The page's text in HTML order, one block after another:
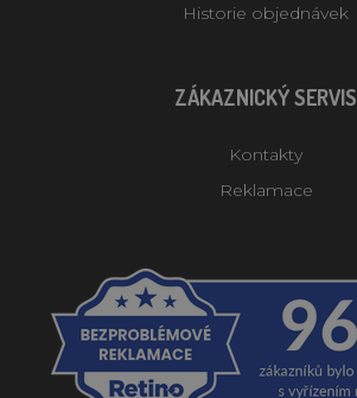
Historie objednávek
ZÁKAZNICKÝ SERVIS
Kontakty
Reklamace